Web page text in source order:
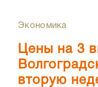
Экономика
Цены на 3
вторую